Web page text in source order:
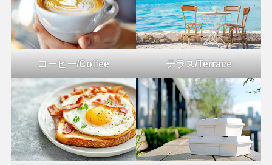
コーヒー/Coffee テラス/Terrace